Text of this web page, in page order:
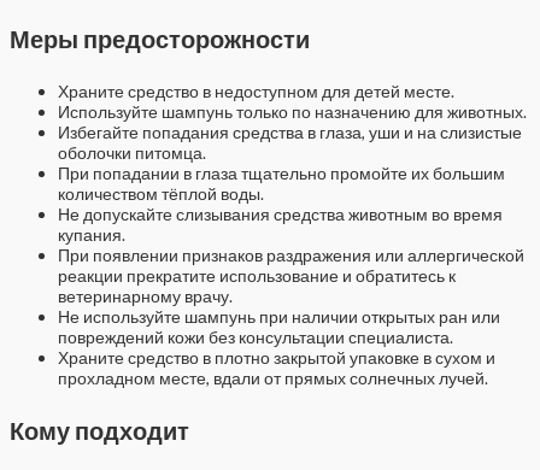
Меры предосторожности
Храните средство в недоступном для детей месте.
Используйте шампунь только по назначению для животных.
Избегайте попадания средства в глаза, уши и на слизистые
оболочки питомца.
При попадании в глаза тщательно промойте их большим
количеством тёплой воды.
Не допускайте слизывания средства животным во время
купания.
При появлении признаков раздражения или аллергической
реакции прекратите использование и обратитесь к
ветеринарному врачу.
Не используйте шампунь при наличии открытых ран или
повреждений кожи без консультации специалиста.
Храните средство в плотно закрытой упаковке в сухом и
прохладном месте, вдали от прямых солнечных лучей.
Кому подходит